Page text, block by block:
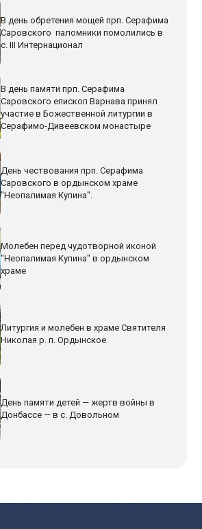
В день обретения мощей прп. Серафима
Саровского паломники помолились в
с. III Интернационал
В день памяти прп. Серафима
Саровского епископ Варнава принял
участие в Божественной литургии в
Серафимо-Дивеевском монастыре
День чествования прп. Серафима
Саровского в ордынском храме
"Неопалимая Купина".
Молебен перед чудотворной иконой
"Неопалимая Купина" в ордынском
храме
Литургия и молебен в храме Святителя
Николая р. п. Ордынское
День памяти детей — жертв войны в
Донбассе — в с. Довольном